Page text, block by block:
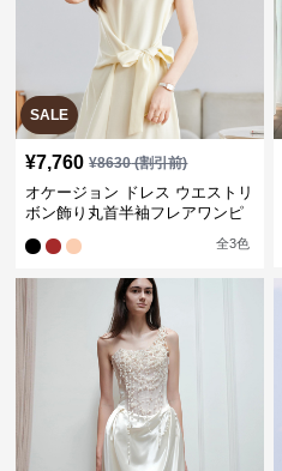
SALE
¥7,760 ¥8630(割引前)
オケージョン ドレス ウエストリ
ボン飾り丸首半袖フレアワンピ
全3色